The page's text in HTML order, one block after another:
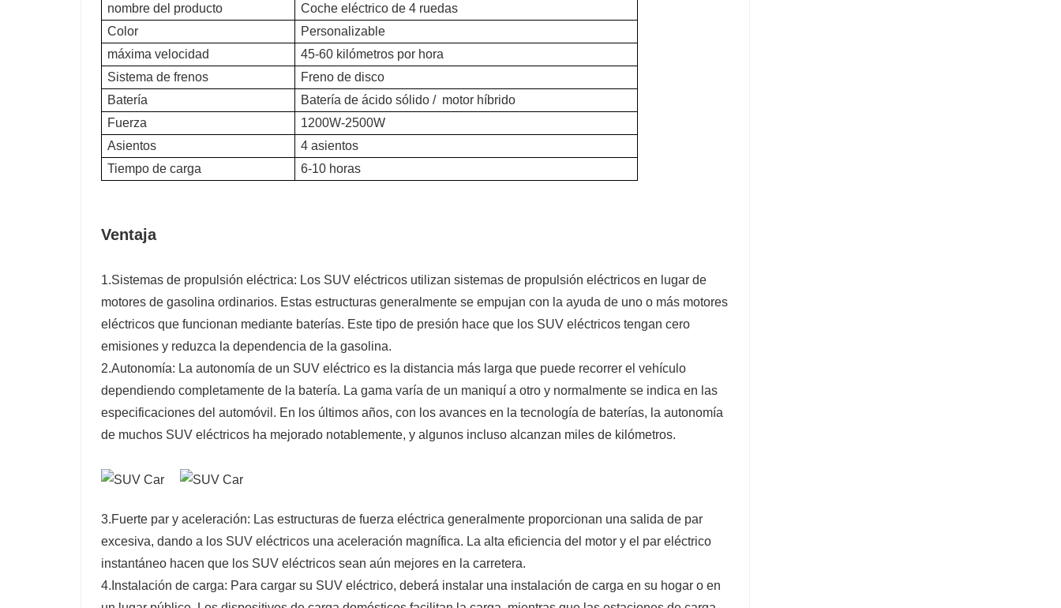
nombre del producto
Coche eléctrico de 4 ruedas
Color
Personalizable
máxima velocidad
45-60 kilómetros por hora
Sistema de frenos
Freno de disco
Batería
Batería de ácido sólido / motor híbrido
Fuerza
1200W-2500W
Asientos
4 asientos
Tiempo de carga
6-10 horas
Ventaja
1.Sistemas de propulsión eléctrica: Los SUV eléctricos utilizan sistemas de propulsión eléctricos en lugar de
motores de gasolina ordinarios. Estas estructuras generalmente se empujan con la ayuda de uno o más motores
eléctricos que funcionan mediante baterías. Este tipo de presión hace que los SUV eléctricos tengan cero
emisiones y reduzca la dependencia de la gasolina.
2.Autonomía: La autonomía de un SUV eléctrico es la distancia más larga que puede recorrer el vehículo
dependiendo completamente de la batería. La gama varía de un maniquí a otro y normalmente se indica en las
especificaciones del automóvil. En los últimos años, con los avances en la tecnología de baterías, la autonomía
de muchos SUV eléctricos ha mejorado notablemente, y algunos incluso alcanzan miles de kilómetros.
3.Fuerte par y aceleración: Las estructuras de fuerza eléctrica generalmente proporcionan una salida de par
excesiva, dando a los SUV eléctricos una aceleración magnífica. La alta eficiencia del motor y el par eléctrico
instantáneo hacen que los SUV eléctricos sean aún mejores en la carretera.
4.Instalación de carga: Para cargar su SUV eléctrico, deberá instalar una instalación de carga en su hogar o en